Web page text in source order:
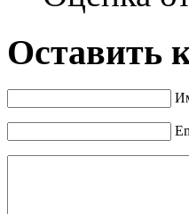
Оставить